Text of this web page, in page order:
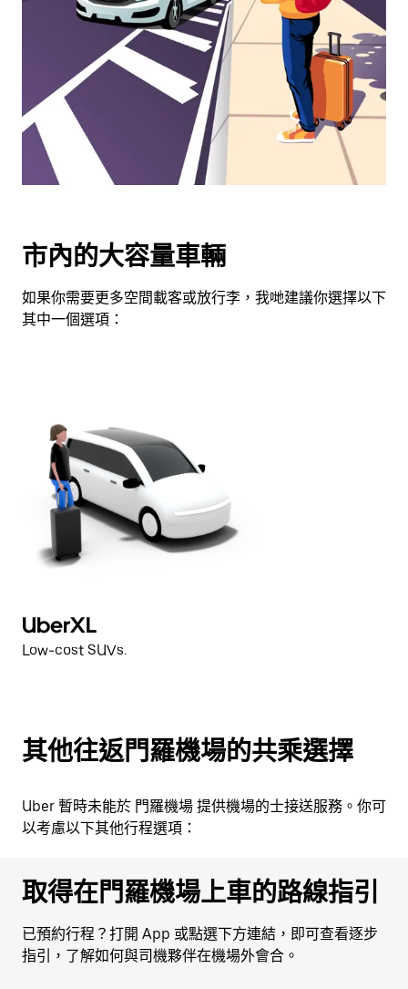
擇
日
期。
鈕
可
關
市內的大容量車輛
如果你需要更多空間載客或放行李，我哋建議你選擇以下
其中一個選項：
UberXL
Low-cost SUVs.
其他往返門羅機場的共乘選擇
Uber 暫時未能於 門羅機場 提供機場的士接送服務。你可
以考慮以下其他行程選項：
取得在門羅機場上車的路線指引
已預約行程？打開 App 或點選下方連結，即可查看逐步
指引，了解如何與司機夥伴在機場外會合。